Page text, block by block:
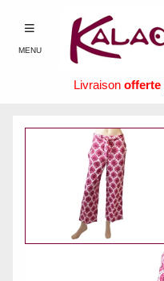
MENU
Livraison offerte